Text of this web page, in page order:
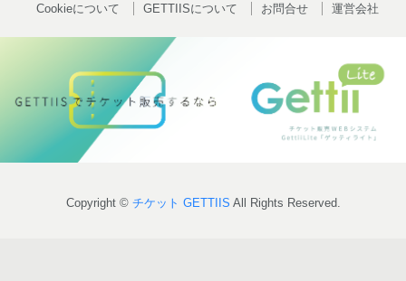
Cookieについて
GETTIISについて お問合せ 運営会社
Copyright © チケット GETTIIS All Rights Reserved.